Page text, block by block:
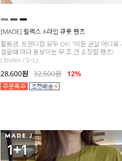
[MADE] 릴렉스 A라인 큐롯 팬츠
활동성, 트렌디함 모두 OK! "미운 군살 어디로
걸을때 마다 돋보이는 무.조.건 소장할 팬츠!
(3color / S~L)
28,600원 32,500원 12%